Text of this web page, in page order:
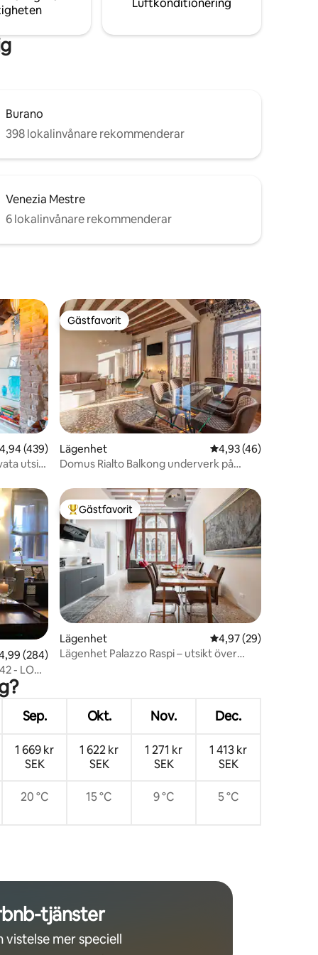
Luftkonditionering
Burano
398 lokalinvånare rekommenderar
Venezia Mestre
6 lokalinvånare rekommenderar
av 5 i genomsnittligt betyg, 439 omdömen
4,94 (439)
utsikt
Gästfavorit
Gästfavorit
Lägenhet 4,93 av 5 i
4,93 (46)
Domus Rialto Balkong underverk på
av 5 i genomsnittligt betyg, 284 omdömen
(284)
- LOC -
Populär gästfavorit
Gästfavorit
Lägenhet 4,97 av 5 i
4,97 (29)
Lägenhet Palazzo Raspi – utsikt över
Sep. Okt. Nov. Dec.
1 669 kr
SEK
1 622 kr
SEK
1 271 kr
SEK
1 413 kr
SEK
20 °C 15 °C 9 °C 5 °C
tjänster
vistelse mer speciell